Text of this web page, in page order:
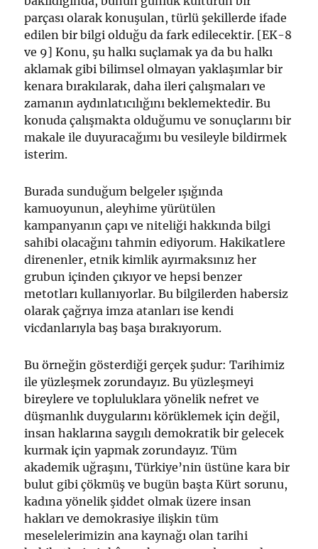
parçası olarak konuşulan, türlü şekillerde ifade
edilen bir bilgi olduğu da fark edilecektir. [EK-8
ve 9] Konu, şu halkı suçlamak ya da bu halkı
aklamak gibi bilimsel olmayan yaklaşımlar bir
kenara bırakılarak, daha ileri çalışmaları ve
zamanın aydınlatıcılığını beklemektedir. Bu
konuda çalışmakta olduğumu ve sonuçlarını bir
makale ile duyuracağımı bu vesileyle bildirmek
isterim.
Burada sunduğum belgeler ışığında
kamuoyunun, aleyhime yürütülen
kampanyanın çapı ve niteliği hakkında bilgi
sahibi olacağını tahmin ediyorum. Hakikatlere
direnenler, etnik kimlik ayırmaksınız her
grubun içinden çıkıyor ve hepsi benzer
metotları kullanıyorlar. Bu bilgilerden habersiz
olarak çağrıya imza atanları ise kendi
vicdanlarıyla baş başa bırakıyorum.
Bu örneğin gösterdiği gerçek şudur: Tarihimiz
ile yüzleşmek zorundayız. Bu yüzleşmeyi
bireylere ve topluluklara yönelik nefret ve
düşmanlık duygularını körüklemek için değil,
insan haklarına saygılı demokratik bir gelecek
kurmak için yapmak zorundayız. Tüm
akademik uğraşını, Türkiye’nin üstüne kara bir
bulut gibi çökmüş ve bugün başta Kürt sorunu,
kadına yönelik şiddet olmak üzere insan
hakları ve demokrasiye ilişkin tüm
meselelerimizin ana kaynağı olan tarihi